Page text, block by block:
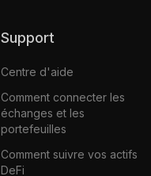
Support
Centre d'aide
Comment connecter les
échanges et les
portefeuilles
Comment suivre vos actifs
DeFi